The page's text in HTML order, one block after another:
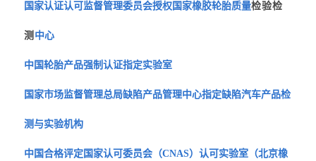
国家认证认可监督管理委员会授权国家橡胶轮胎质量检验检
测 中心
中国轮胎产品强制认证指定实验室
国家市场监督管理总局缺陷产品管理中心指定缺陷汽车产品检
测与实验机构
中国合格评定国家认可委员会（CNAS）认可实验室（北京橡